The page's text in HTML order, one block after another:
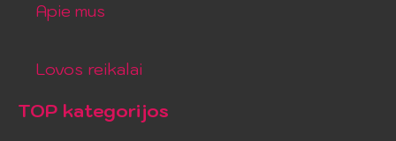
Apie mus
Lovos reikalai
TOP kategorijos